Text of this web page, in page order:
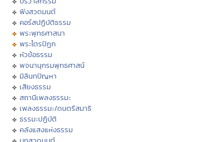
ฟังสวดมนต์
คอร์สปฏิบัติธรรม
พระพุทธศาสนา
พระไตรปิฏก
หัวข้อธรรม
พจนานุกรมพุทธศาสน์
มิลินทปัญหา
เสียงธรรม
สถานีเพลงธรรมะ
เพลงธรรมะ/ดนตรีสมาธิ
ธรรมะปฏิบัติ
คลังแสงแห่งธรรม